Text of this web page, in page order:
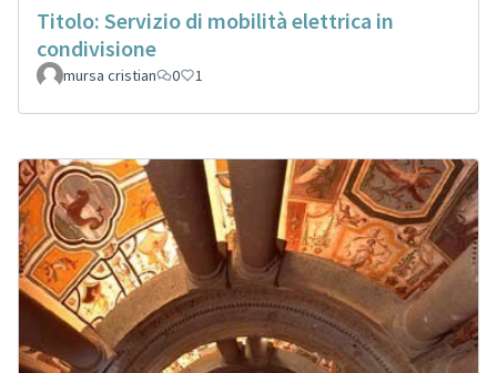
Titolo: Servizio di mobilità elettrica in
condivisione
mursa cristian 0 1